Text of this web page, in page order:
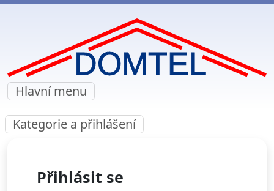
Hlavní menu
Kategorie a přihlášení
Přihlásit se